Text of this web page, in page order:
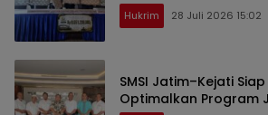
Hukrim 28 Juli 2026 15:02
SMSI Jatim–Kejati
Optimalkan Program